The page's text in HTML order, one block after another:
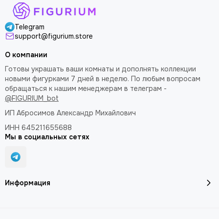
Telegram
support@figurium.store
Информация
О компании
Готовы украшать ваши комнаты и дополнять коллекции
новыми фигурками 7 дней в неделю. По любым вопросам
обращаться к нашим менеджерам в телеграм -
@FIGURIUM_bot
ИП Абросимов Александр Михайлович
ИНН 645211655688
Мы в социальных сетях